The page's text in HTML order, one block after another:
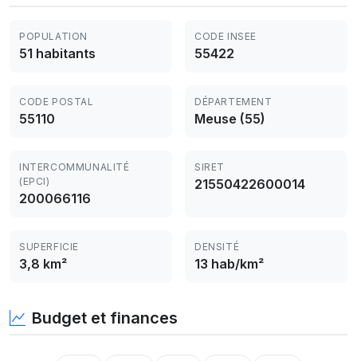
POPULATION
51 habitants
CODE INSEE
55422
CODE POSTAL
55110
DÉPARTEMENT
Meuse (55)
INTERCOMMUNALITÉ
(EPCI)
200066116
SIRET
21550422600014
SUPERFICIE
3,8 km²
DENSITÉ
13 hab/km²
Budget et finances